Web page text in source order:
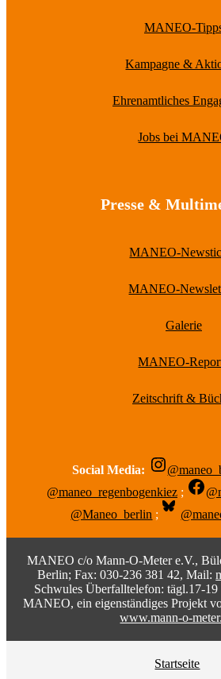
MANEO-
Kampagne &
Ehrenamtliches
Jobs bei
Presse &
MANEO-
MANEO-
Galerie
MANEO-
Zeitschrift &
Social Media:
@maneo_regenbogenkiez ;
@Maneo_berlin ;
MANEO c/o Mann-O-Meter e.V.,
Berlin; Fax: 030-236 381 42, Mail:
Schwules Überfalltelefon: tägl.17-
MANEO, ein eigenständiges Projekt
www.mann-o-
Startseite